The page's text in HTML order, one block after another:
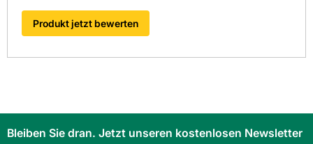
Produkt jetzt bewerten
Bleiben Sie dran. Jetzt unseren kostenlosen Newsletter